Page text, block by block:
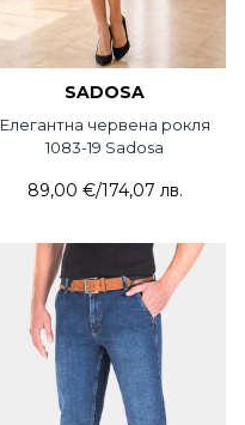
SADOSA
Елегантна червена рокля
1083-19 Sadosa
89,00 €/174,07 лв.